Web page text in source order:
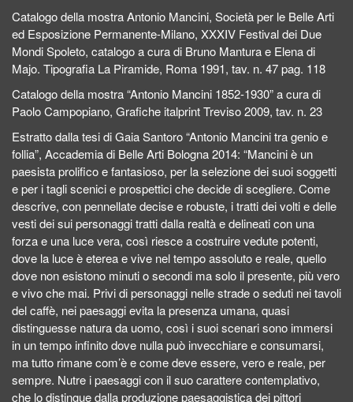
Catalogo della mostra Antonio Mancini, Società per le Belle Arti
ed Esposizione Permanente-Milano, XXXIV Festival dei Due
Mondi Spoleto, catalogo a cura di Bruno Mantura e Elena di
Majo. Tipografia La Piramide, Roma 1991, tav. n. 47 pag. 118
Catalogo della mostra “Antonio Mancini 1852-1930” a cura di
Paolo Campopiano, Grafiche italprint Treviso 2009, tav. n. 23
Estratto dalla tesi di Gaia Santoro “Antonio Mancini tra genio e
follia”, Accademia di Belle Arti Bologna 2014: “Mancini è un
paesista prolifico e fantasioso, per la selezione dei suoi soggetti
e per i tagli scenici e prospettici che decide di scegliere. Come
descrive, con pennellate decise e robuste, i tratti dei volti e delle
vesti dei sui personaggi tratti dalla realtà e delineati con una
forza e una luce vera, così riesce a costruire vedute potenti,
dove la luce è eterea e vive nel tempo assoluto e reale, quello
dove non esistono minuti o secondi ma solo il presente, più vero
e vivo che mai. Privi di personaggi nelle strade o seduti nei tavoli
del caffè, nei paesaggi evita la presenza umana, quasi
distinguesse natura da uomo, così i suoi scenari sono immersi
in un tempo infinito dove nulla può invecchiare e consumarsi,
ma tutto rimane com’è e come deve essere, vero e reale, per
sempre. Nutre i paesaggi con il suo carattere contemplativo,
che lo distingue dalla produzione paesaggistica dei pittori